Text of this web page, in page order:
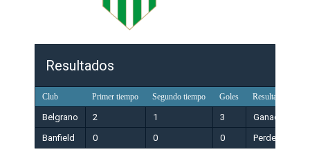
Resultados
Club Primer tiempo Segundo tiempo Goles Resultado
Belgrano 2 1 3
Ganador
Banfield
0 0 0 Perdedor